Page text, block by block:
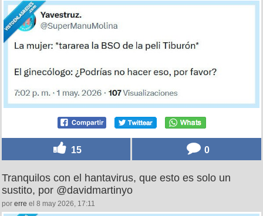
15 0
Tranquilos con el hantavirus, que esto es solo un
sustito, por @davidmartinyo
por erre el 8 may 2026, 17:11